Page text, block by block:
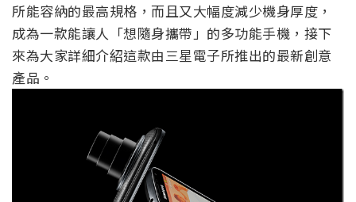
所能容納的最高規格，而且又大幅度減少機身厚度，
成為一款能讓人「想隨身攜帶」的多功能手機，接下
來為大家詳細介紹這款由三星電子所推出的最新創意
產品。